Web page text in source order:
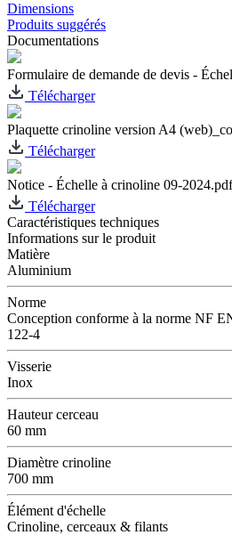
Dimensions
Produits suggérés
Documentations
Formulaire de demande de devis -
Télécharger
Plaquette crinoline version A4
Télécharger
Notice - Échelle à crinoline 09-2024.pdf
Télécharger
Caractéristiques techniques
Informations sur le produit
Matière
Aluminium
Norme
Conception conforme à la norme NF
122-4
Visserie
Inox
Hauteur cerceau
60 mm
Diamètre crinoline
700 mm
Élément d'échelle
Crinoline, cerceaux & filants